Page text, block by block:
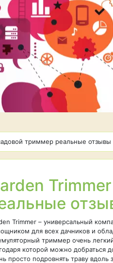
триммер реальные отзывы
Trimmer – универсальный
для всех дачников и
триммер очень
которой можно добраться
просто подровнять траву